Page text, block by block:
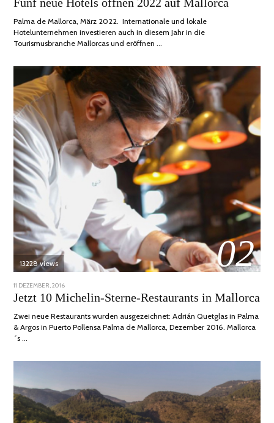
2022
Fünf neue Hotels öffnen 2022 auf Mallorca
Palma de Mallorca, März 2022. Internationale und lokale
Hotelunternehmen investieren auch in diesem Jahr in die
Tourismusbranche Mallorcas und eröffnen …
02
13228 views
POSTED
ON
11 DEZEMBER, 2016
JUNI,
2020
Jetzt 10 Michelin-Sterne-Restaurants in Mallorca
Zwei neue Restaurants wurden ausgezeichnet: Adrián Quetglas in Palma
& Argos in Puerto Pollensa Palma de Mallorca, Dezember 2016. Mallorca
´s …